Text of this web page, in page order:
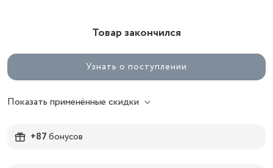
Товар закончился
Узнать о поступлении
Показать применённые скидки
+87бонусов